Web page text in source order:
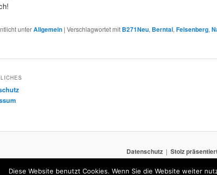
unterAllgemein | Verschlagwortet mit B271Neu, Berntal, Felsenberg,
Datenschutz Stolz
Diese Website benutzt Cookies. Wenn Sie die Website weiter